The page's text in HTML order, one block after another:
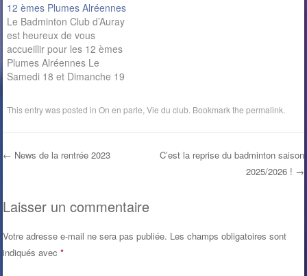
12 èmes Plumes Alréennes
Le Badminton Club d’Auray
est heureux de vous
accueillir pour les 12 èmes
Plumes Alréennes Le
Samedi 18 et Dimanche 19
du Verger à Auray (12
terrains) TOURNOI SIMPLE,
DOUBLE, MIXTE N2 – N3 –
D9 –…
This entry was posted inOn en parle ,Vie du club . Bookmark thepermalink
← News de la rentrée 2023
C’est la reprise du badminton saison
2025/2026 ! →
Laisser un commentaire
Votre adresse e-mail ne sera pas publiée. Les champs obligatoires sont
indiqués avec*